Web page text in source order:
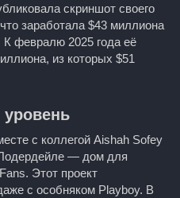
скриншот своего
заработала $43 миллиона
февралю 2025 года её
из которых $51
с коллегой Aishah Sofey
— дом для
Этот проект
с особняком Playboy. В